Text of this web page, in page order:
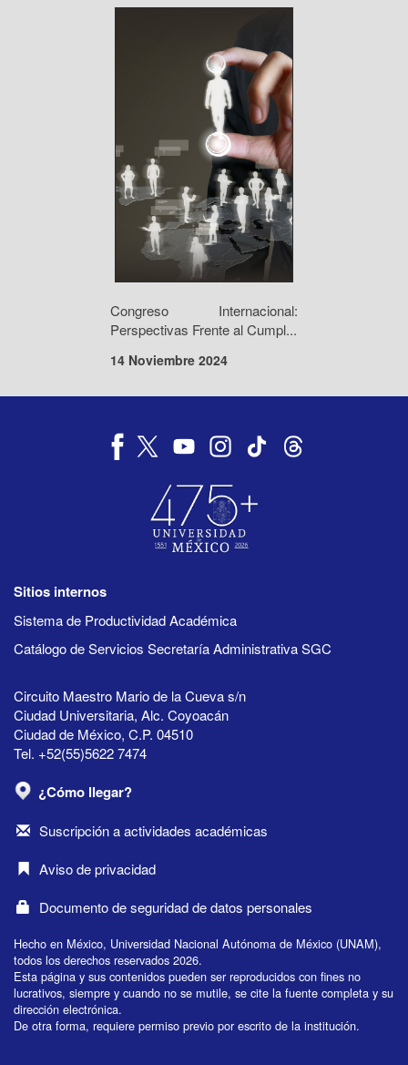
Congreso Internacional:
Perspectivas Frente al Cumpl...
14 Noviembre 2024
Sitios internos
Sistema de Productividad Académica
Catálogo de Servicios Secretaría Administrativa SGC
Circuito Maestro Mario de la Cueva s/n
Ciudad Universitaria, Alc. Coyoacán
Ciudad de México, C.P. 04510
Tel. +52(55)5622 7474
¿Cómo llegar?
Suscripción a actividades académicas
Aviso de privacidad
Documento de seguridad de datos personales
Hecho en México, Universidad Nacional Autónoma de México (UNAM),
todos los derechos reservados 2026.
Esta página y sus contenidos pueden ser reproducidos con fines no
lucrativos, siempre y cuando no se mutile, se cite la fuente completa y su
dirección electrónica.
De otra forma, requiere permiso previo por escrito de la institución.